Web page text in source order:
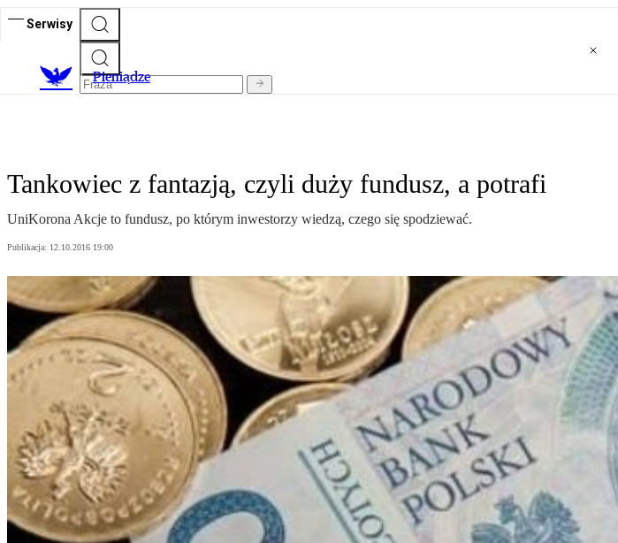
Serwisy
Pieniądze
Tankowiec z fantazją, czyli duży fundusz, a potrafi
UniKorona Akcje to fundusz, po którym inwestorzy wiedzą, czego się spodziewać.
Publikacja: 12.10.2016 19:00